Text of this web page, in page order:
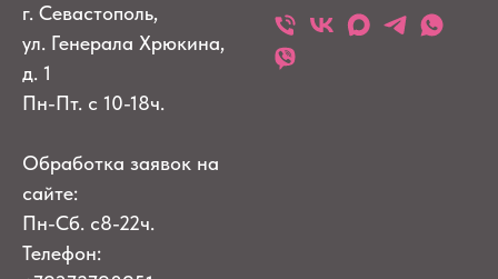
г. Севастополь,
ул. Генерала Хрюкина,
д. 1
Пн-Пт. с 10-18ч.
Обработка заявок на
сайте:
Пн-Сб. с8-22ч.
Телефон: